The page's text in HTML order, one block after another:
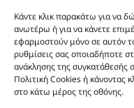
Κάντε κλικ παρακάτω για να
ανωτέρω ή για να κάνετε
εφαρμοστούν μόνο σε αυτόν
ρυθμίσεις σας οποιαδήποτε
ανάκλησης της συγκατάθεσής
Πολιτική Cookies ή κάνοντας
στο κάτω μέρος της οθόνης.
και δεν είναι προς
Σκοπός τους είναι η
Σε καμία περίπτωση
αυθεντικά αρώματα
πραγματικότητα.
είναι η